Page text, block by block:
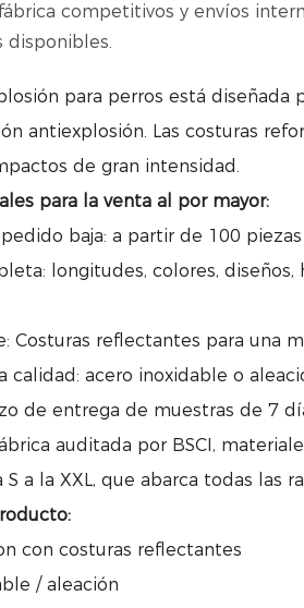
competitivos y envíos
disponibles.
para perros está diseñada
antiexplosión. Las costuras
de gran intensidad.
para la venta al por mayor:
baja: a partir de 100
longitudes, colores, diseños,
Costuras reflectantes para una
calidad: acero inoxidable o
de entrega de muestras de 7
auditada por BSCI,
a la XXL, que abarca todas las
con costuras reflectantes
/ aleación